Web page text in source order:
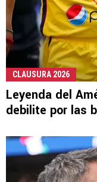
CLAUSURA 2026
Leyenda del
debilite por las